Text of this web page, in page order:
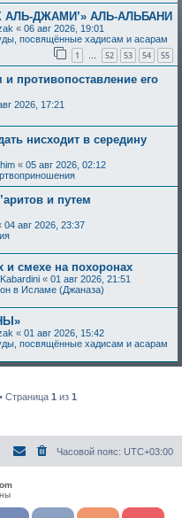
ДЖАМИ’» АЛЬ-АЛЬБАНИ
« 06 авг 2026, 19:01
посвящённые хадисам и асарам
1 … 52 53 54 55
противопоставление его
2026, 17:21
нисходит в середину
« 05 авг 2026, 02:12
и путем
04 авг 2026, 23:37
и смехе на похоронах
« 01 авг 2026, 21:51
в Исламе (Джаназа)
« 01 авг 2026, 15:42
посвящённые хадисам и асарам
Страница 1 из 1
Часовой пояс: UTC+03:00